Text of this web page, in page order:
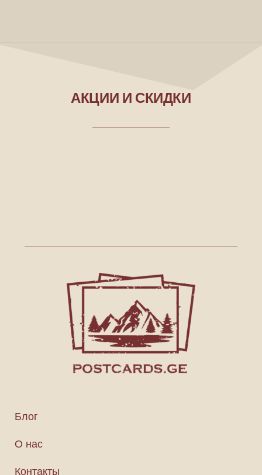
АКЦИИ И СКИДКИ
Блог
О нас
Контакты